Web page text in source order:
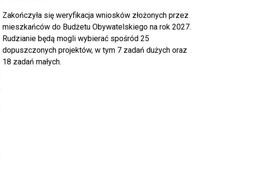
Zakończyła się weryfikacja wniosków złożonych przez
mieszkańców do Budżetu Obywatelskiego na rok 2027.
Rudzianie będą mogli wybierać spośród 25
dopuszczonych projektów, w tym 7 zadań dużych oraz
18 zadań małych.